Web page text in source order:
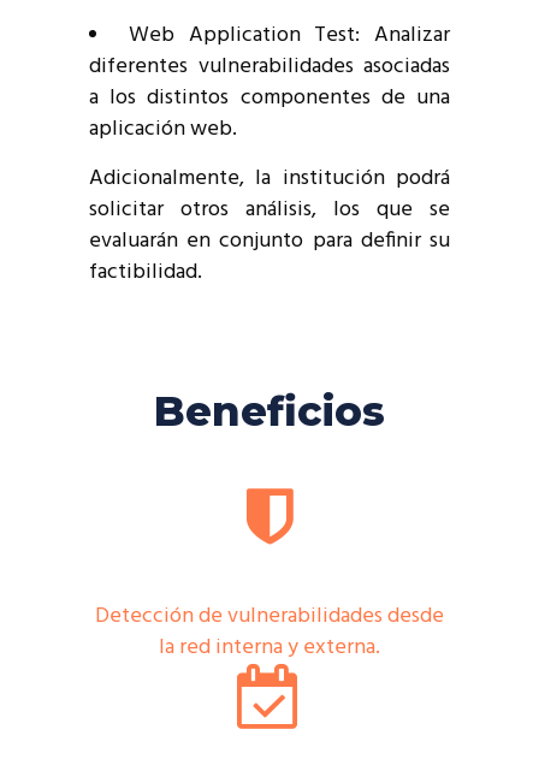
Web Application Test: Analizar
diferentes vulnerabilidades asociadas
a los distintos componentes de una
aplicación web.
Adicionalmente, la institución podrá
solicitar otros análisis, los que se
evaluarán en conjunto para definir su
factibilidad.
Beneficios
Detección de vulnerabilidades desde
la red interna y externa.